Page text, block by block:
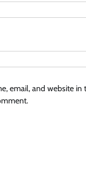
email, and website